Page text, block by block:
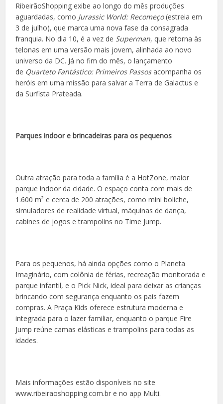
RibeirãoShopping exibe ao longo do mês produções
aguardadas, como Jurassic World: Recomeço(estreia em
3 de julho), que marca uma nova fase da consagrada
franquia. No dia 10, é a vez de Superman, que retorna às
telonas em uma versão mais jovem, alinhada ao novo
universo da DC. Já no fim do mês, o lançamento
de Quarteto Fantástico: Primeiros Passosacompanha os
heróis em uma missão para salvar a Terra de Galactus e
da Surfista Prateada.
Parques indoor e brincadeiras para os pequenos
Outra atração para toda a família é a HotZone, maior
parque indoor da cidade. O espaço conta com mais de
1.600 m² e cerca de 200 atrações, como mini boliche,
simuladores de realidade virtual, máquinas de dança,
cabines de jogos e trampolins no Time Jump.
Para os pequenos, há ainda opções como o Planeta
Imaginário, com colônia de férias, recreação monitorada e
parque infantil, e o Pick Nick, ideal para deixar as crianças
brincando com segurança enquanto os pais fazem
compras. A Praça Kids oferece estrutura moderna e
integrada para o lazer familiar, enquanto o parque Fire
Jump reúne camas elásticas e trampolins para todas as
idades.
Mais informações estão disponíveis no site
www.ribeiraoshopping.com.br e no app Multi.